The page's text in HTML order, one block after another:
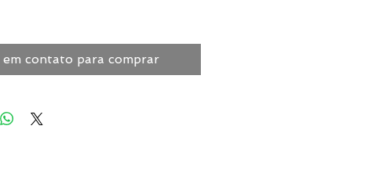
contato para comprar